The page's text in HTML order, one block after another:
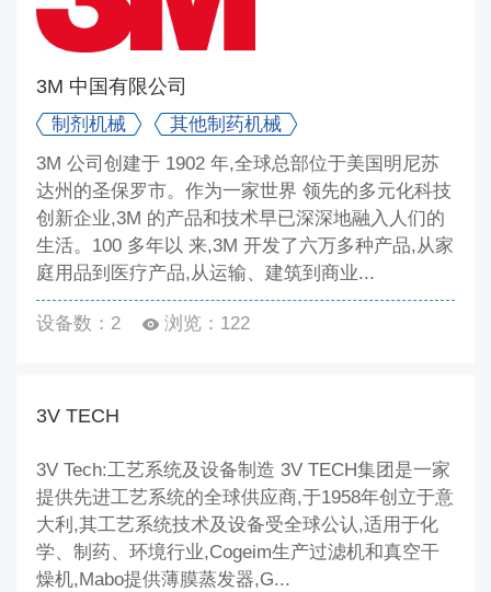
等） 生物制品的分离机械（层析柱、超滤／纳滤膜
包、离心机等） 无菌灌装与冻干设备 病毒灭活／除病
配制系统 生物安全与无菌隔离设备 低温存储与冷链设
备
智能制造与数字化专区
工业机器人与机械臂 AGV／物流自动化与智能仓储 自
动化产线集成与控制系统（PLC／DCS／SCADA）
MES／制药信息化软件 电子批记录与数据完整性
（EBR／审计追踪）系统 PAT过程分析技术 智能称量
与配料系统 AI视觉检测与缺陷识别 AI驱动的工艺优化
与预测性维护 机器学习建模与数字孪生 生成式AI辅助
3M 中国有限公司
制剂机械
其他制药机械
3M 公司创建于 1902 年,全球总部位于美国明尼苏
达州的圣保罗市。作为一家世界 领先的多元化科技
创新企业,3M 的产品和技术早已深深地融入人们的
生活。100 多年以 来,3M 开发了六万多种产品,从家
庭用品到医疗产品,从运输、建筑到商业...
设备数：2 浏览：122
3V TECH
3V Tech:工艺系统及设备制造 3V TECH集团是一家
提供先进工艺系统的全球供应商,于1958年创立于意
大利,其工艺系统技术及设备受全球公认,适用于化
学、制药、环境行业,Cogeim生产过滤机和真空干
燥机,Mabo提供薄膜蒸发器,G...